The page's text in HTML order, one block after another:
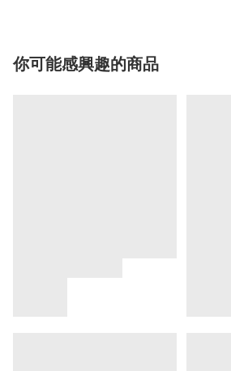
你可能感興趣的商品